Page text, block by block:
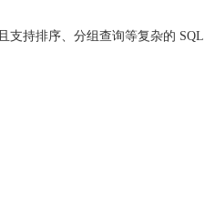
支持排序、分组查询等复杂的 SQL